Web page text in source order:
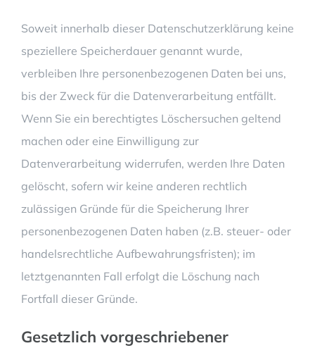
Soweit innerhalb dieser Datenschutzerklärung keine
speziellere Speicherdauer genannt wurde,
verbleiben Ihre personenbezogenen Daten bei uns,
bis der Zweck für die Datenverarbeitung entfällt.
Wenn Sie ein berechtigtes Löschersuchen geltend
machen oder eine Einwilligung zur
Datenverarbeitung widerrufen, werden Ihre Daten
gelöscht, sofern wir keine anderen rechtlich
zulässigen Gründe für die Speicherung Ihrer
personenbezogenen Daten haben (z.B. steuer- oder
handelsrechtliche Aufbewahrungsfristen); im
letztgenannten Fall erfolgt die Löschung nach
Fortfall dieser Gründe.
Gesetzlich vorgeschriebener